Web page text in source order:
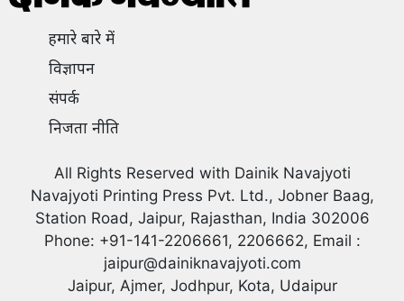
हमारे बारे में
विज्ञापन
संपर्क
निजता नीति
All Rights Reserved with Dainik Navajyoti
Navajyoti Printing Press Pvt. Ltd., Jobner Baag,
Station Road, Jaipur, Rajasthan, India 302006
Phone: +91-141-2206661, 2206662, Email :
jaipur@dainiknavajyoti.com
Jaipur, Ajmer, Jodhpur, Kota, Udaipur